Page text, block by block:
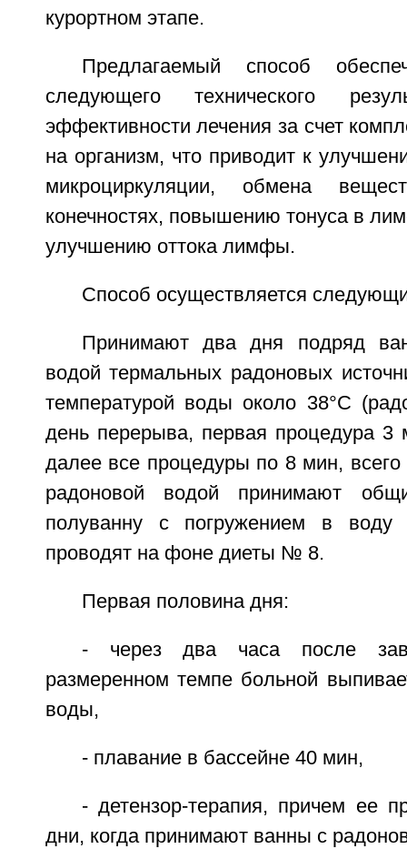
курортном этапе.
Предлагаемый способ
следующего технического
эффективности лечения за счет
на организм, что приводит к
микроциркуляции, обмена
конечностях, повышению тонуса в
улучшению оттока лимфы.
Способ осуществляется
Принимают два дня подряд
водой термальных радоновых
температурой воды около 38°С
день перерыва, первая процедура
далее все процедуры по 8 мин,
радоновой водой принимают
полуванну с погружением в воду
проводят на фоне диеты № 8.
Первая половина дня:
- через два часа после
размеренном темпе больной
воды,
- плавание в бассейне 40 мин,
- детензор-терапия, причем ее
дни, когда принимают ванны с